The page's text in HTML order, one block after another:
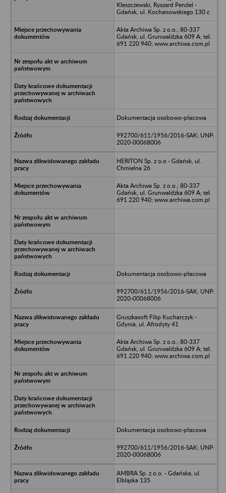
Kleszczewski, Ryszard Pendel -
Gdańsk, ul. Kochanowskiego 130 c
Akta Archiwa Sp. z o.o.; 80-337
Gdańsk, ul. Grunwaldzka 609 A; tel.
691 220 940; www.archiwa.com.pl
Dokumentacja osobowo-płacowa
992700/611/1956/2016-SAK; UNP:
2020-00068006
HERITON Sp. z o.o - Gdańsk, ul.
Chmielna 26
Akta Archiwa Sp. z o.o.; 80-337
Gdańsk, ul. Grunwaldzka 609 A; tel.
691 220 940; www.archiwa.com.pl
Dokumentacja osobowo-płacowa
992700/611/1956/2016-SAK; UNP:
2020-00068006
Gruszkasoft Filip Kucharczyk -
Gdynia, ul. Afrodyty 41
Akta Archiwa Sp. z o.o.; 80-337
Gdańsk, ul. Grunwaldzka 609 A; tel.
691 220 940; www.archiwa.com.pl
Dokumentacja osobowo-płacowa
992700/611/1956/2016-SAK; UNP:
2020-00068006
AMBRA Sp. z o.o. - Gdańska, ul.
Elbląska 135